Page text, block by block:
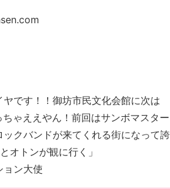
です！！御坊市民文化会館に次は
ゃええやん！前回はサンボマスター
クバンドが来てくれる街になって誇
オトンが観に行く」
ン大使